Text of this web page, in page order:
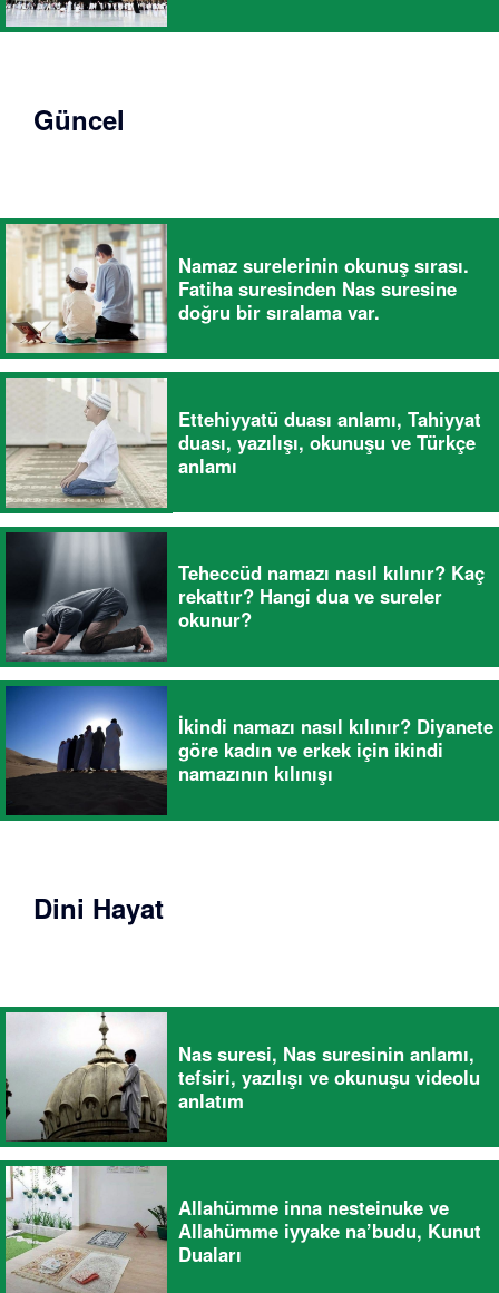
Güncel
Namaz surelerinin okunuş sırası.
Fatiha suresinden Nas suresine
doğru bir sıralama var.
Ettehiyyatü duası anlamı, Tahiyyat
duası, yazılışı, okunuşu ve Türkçe
anlamı
Teheccüd namazı nasıl kılınır? Kaç
rekattır? Hangi dua ve sureler
okunur?
İkindi namazı nasıl kılınır? Diyanete
göre kadın ve erkek için ikindi
namazının kılınışı
Dini Hayat
Nas suresi, Nas suresinin anlamı,
tefsiri, yazılışı ve okunuşu videolu
anlatım
Allahümme inna nesteinuke ve
Allahümme iyyake na’budu, Kunut
Duaları